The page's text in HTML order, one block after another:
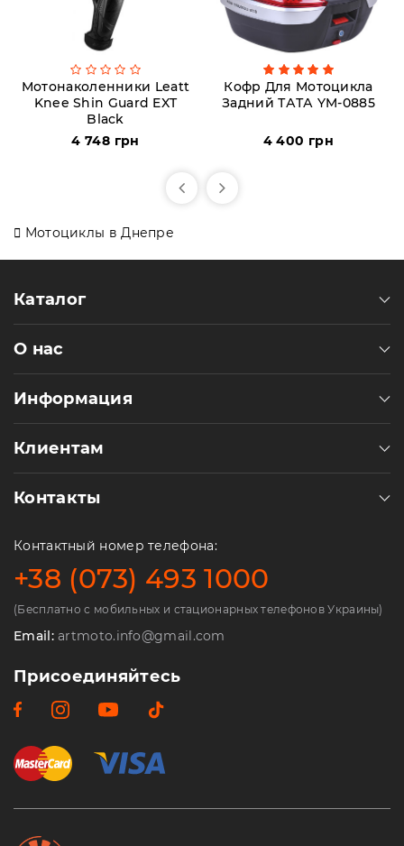
Мотонаколенники Leatt
Knee Shin Guard EXT
Black
4 748 грн
Кофр Для Мотоцикла
Задний ТАТА YM-0885
4 400 грн
Мотоциклы в Днепре
Каталог
О нас
Информация
Клиентам
Контакты
Контактный номер телефона:
+38 (073) 493 1000
(Бесплатно с мобильных и стационарных телефонов Украины)
Email:artmoto.info@gmail.com
Присоединяйтесь